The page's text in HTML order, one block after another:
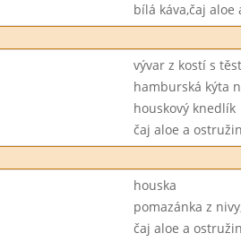
bílá káva,čaj aloe
vývar z kostí s
hamburská kýta
houskový knedlík
čaj aloe a
houska
pomazánka z
čaj aloe a